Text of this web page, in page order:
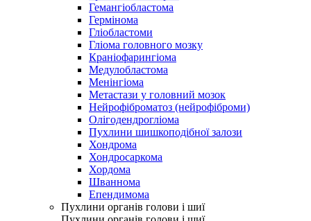
Гемангіобластома
Гермінома
Гліобластоми
Гліома головного мозку
Краніофарингіома
Медулобластома
Менінгіома
Метастази у головний мозок
Нейрофіброматоз (нейрофіброми)
Олігодендрогліома
Пухлини шишкоподібної залози
Хондрома
Хондросаркома
Хордома
Шваннома
Епендимома
Пухлини органів голови і шиї